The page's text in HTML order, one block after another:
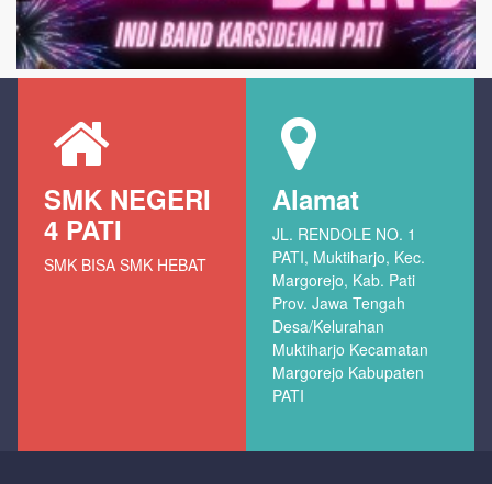
SMK NEGERI
4 PATI
SMK BISA SMK HEBAT
Alamat
JL. RENDOLE NO. 1
PATI, Muktiharjo, Kec.
Margorejo, Kab. Pati
Prov. Jawa Tengah
Desa/Kelurahan
Muktiharjo Kecamatan
Margorejo Kabupaten
PATI